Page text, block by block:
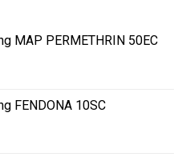
MAP PERMETHRIN 50EC
FENDONA 10SC